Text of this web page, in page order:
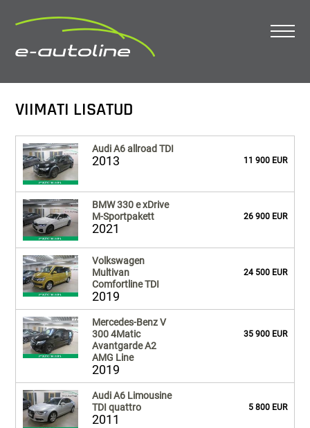
VIIMATI LISATUD
Audi A6 allroad TDI
2013 11 900 EUR
BMW 330 e xDrive
M-Sportpakett
2021
26 900 EUR
Volkswagen
Multivan
Comfortline TDI
2019
24 500 EUR
Mercedes-Benz V
300 4Matic
Avantgarde A2
AMG Line
2019
35 900 EUR
Audi A6 Limousine
TDI quattro
2011
5 800 EUR